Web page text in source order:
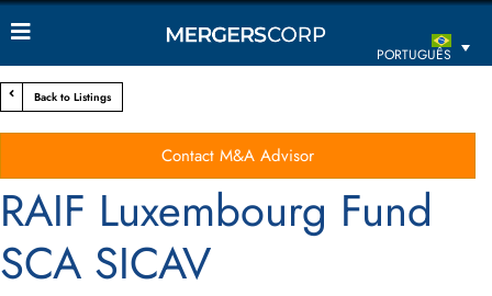
PORTUGUÊS
Back to Listings
Contact M&A Advisor
RAIF Luxembourg Fund
SCA SICAV